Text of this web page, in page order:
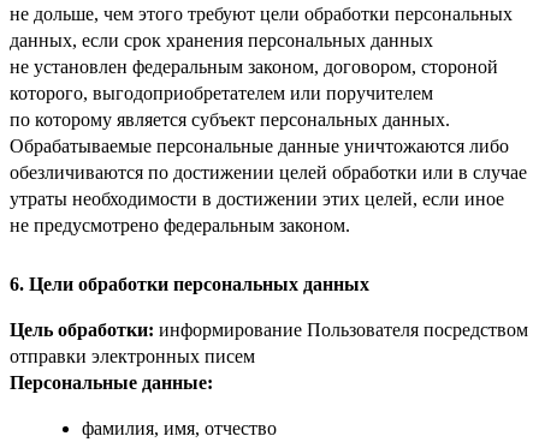
не дольше, чем этого требуют цели обработки персональных
данных, если срок хранения персональных данных
не установлен федеральным законом, договором, стороной
которого, выгодоприобретателем или поручителем
по которому является субъект персональных данных.
Обрабатываемые персональные данные уничтожаются либо
обезличиваются по достижении целей обработки или в случае
утраты необходимости в достижении этих целей, если иное
не предусмотрено федеральным законом.
6. Цели обработки персональных данных
Цель обработки: информирование Пользователя посредством
отправки электронных писем
Персональные данные:
фамилия, имя, отчество